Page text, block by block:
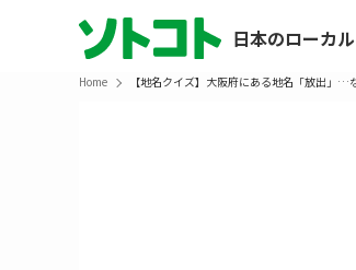
日本のローカ
Home 【地名クイズ】大阪府にある地名「放出」…